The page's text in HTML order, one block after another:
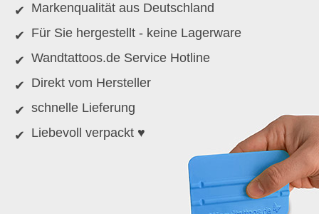
Markenqualität aus Deutschland
Für Sie hergestellt - keine Lagerware
Wandtattoos.de Service Hotline
Direkt vom Hersteller
schnelle Lieferung
Liebevoll verpackt ♥